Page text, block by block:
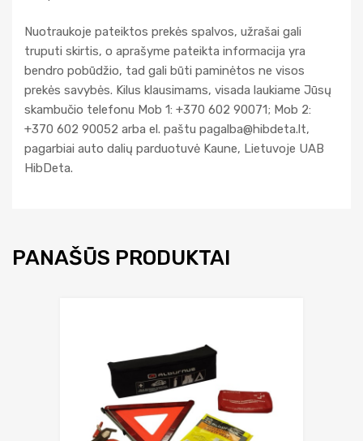
Nuotraukoje pateiktos prekės spalvos, užrašai gali
truputi skirtis, o aprašyme pateikta informacija yra
bendro pobūdžio, tad gali būti paminėtos ne visos
prekės savybės. Kilus klausimams, visada laukiame Jūsų
skambučio telefonu Mob 1: +370 602 90071; Mob 2:
+370 602 90052 arba el. paštu pagalba@hibdeta.lt,
pagarbiai auto dalių parduotuvė Kaune, Lietuvoje UAB
HibDeta.
PANAŠŪS PRODUKTAI